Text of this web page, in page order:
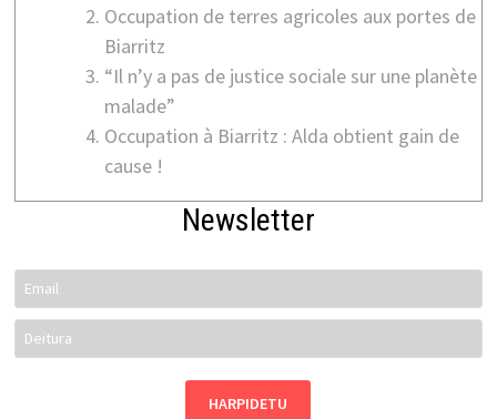
Occupation de terres agricoles aux portes de
Biarritz
“Il n’y a pas de justice sociale sur une planète
malade”
Occupation à Biarritz : Alda obtient gain de
cause !
Newsletter